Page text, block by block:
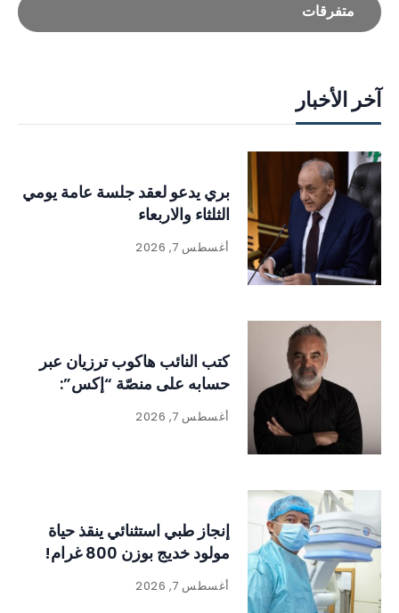
متفرقات
آخر الأخبار
بري يدعو لعقد جلسة عامة يومي
الثلثاء والاربعاء
أغسطس 7, 2026
كتب النائب هاكوب ترزيان عبر
حسابه على منصّة “إكس”:
أغسطس 7, 2026
إنجاز طبي استثنائي ينقذ حياة
مولود خديج بوزن 800 غرام!
أغسطس 7, 2026